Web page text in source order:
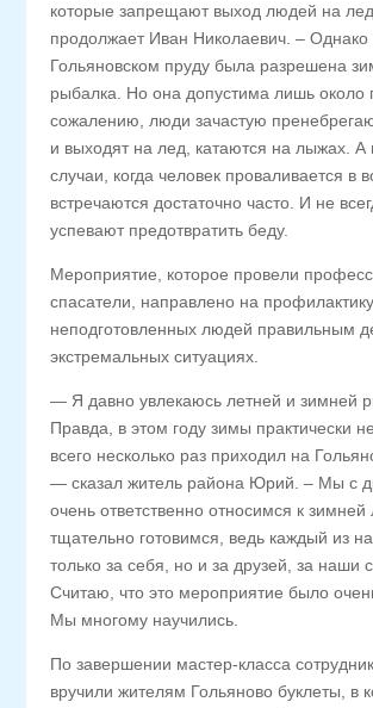
которые запрещают выход людей на
продолжает Иван Николаевич. – Однако
Гольяновском пруду была разрешена
рыбалка. Но она допустима лишь около
сожалению, люди зачастую
и выходят на лед, катаются на лыжах. А
случаи, когда человек проваливается в
встречаются достаточно часто. И не
успевают предотвратить беду.
Мероприятие, которое провели
спасатели, направлено на
неподготовленных людей правильным
экстремальных ситуациях.
— Я давно увлекаюсь летней и зимней
Правда, в этом году зимы практически
всего несколько раз приходил на
— сказал житель района Юрий. – Мы с
очень ответственно относимся к зимней
тщательно готовимся, ведь каждый из
только за себя, но и за друзей, за наши
Считаю, что это мероприятие было
Мы многому научились.
По завершении мастер-класса
вручили жителям Гольяново буклеты, в